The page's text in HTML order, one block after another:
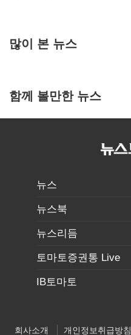
많이 본 뉴스
함께 볼만한 뉴스
뉴스
뉴스북
뉴스리듬
토마토증권통 Live
IB토마토
회사소개 개인정보취급방침